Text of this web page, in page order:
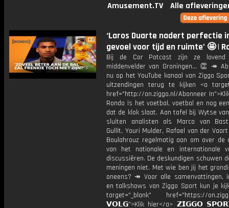
Amusement.TV
Alle
‘Laros Duarte nadert perfectie
gevoel voor tijd en ruimte’ 🤩 |
Bij de Cor Potcast zijn ze lovend
middenvelder van Groningen... 👏 ↠
nu op het YouTube kanaal van Ziggo
uitzendingen terug te kijken <a
href="http://on.ziggo.nl/Abonneer
Rondo is het voetbal, voetbal en nog
dat de klok slaat. Aan tafel bij Wytse
sluiten analisten als Marco van
Gullit, Youri Mulder, Rafael van der
Boulahrouz regelmatig aan om over de
van het nationale en internationale
discussiëren. De deskundigen schuwen
meningen niet. Met wie ben jij het
oneens? ↠ Voor alle samenvattingen,
en talkshows van Ziggo Sport kun je
target="_blank" href="https://
𝗩𝗢𝗟𝗚">Klik hier</a> 𝗭𝗜𝗚𝗚𝗢